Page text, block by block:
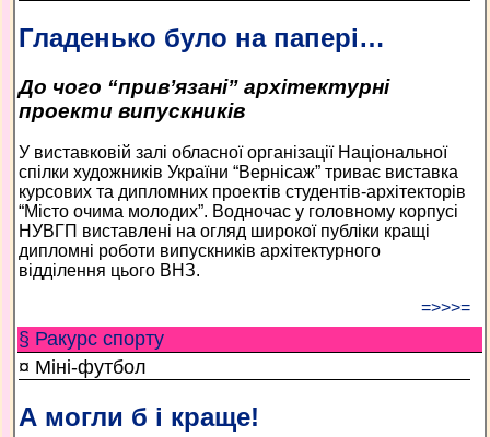
Гладенько було на папері…
До чого “прив’язані” архітектурні
проекти випускників
У виставковій залі обласної організації Національної
спілки художників України “Вернісаж” триває виставка
курсових та дипломних проектів студентів-архітекторів
“Місто очима молодих”. Водночас у головному корпусі
НУВГП виставлені на огляд широкої публіки кращі
дипломні роботи випускників архітектурного
відділення цього ВНЗ.
=>>>=
§ Ракурс спорту
¤ Міні-футбол
А могли б і краще!